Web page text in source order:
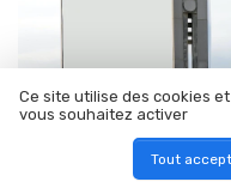
Cours et Certifications en Marketing Digital •
05/11/
Ce site utilise des cookies
vous souhaitez activer
Tout